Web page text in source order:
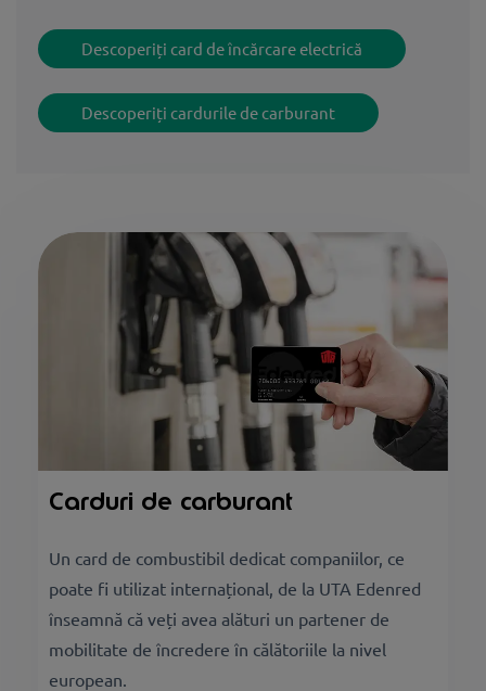
Descoperiți card de încărcare electrică
Descoperiți cardurile de carburant
Carduri de carburant
Un card de combustibil dedicat companiilor, ce
poate fi utilizat internațional, de la UTA Edenred
înseamnă că veți avea alături un partener de
mobilitate de încredere în călătoriile la nivel
european.